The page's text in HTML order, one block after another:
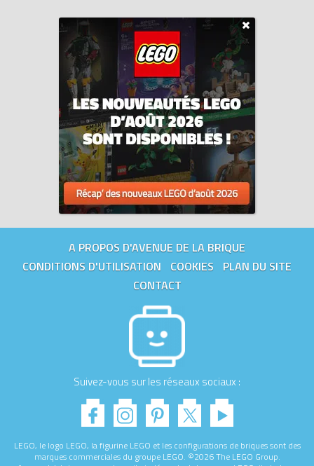
A PROPOS D'AVENUE DE LA BRIQUE
CONDITIONS D'UTILISATION
COOKIES
PLAN DU SITE
CONTACT
Suivez-vous sur les réseaux sociaux :
LEGO, le logo LEGO, la figurine LEGO et les configurations de briques sont des
marques commerciales du groupe LEGO. ©2026 The LEGO Group.